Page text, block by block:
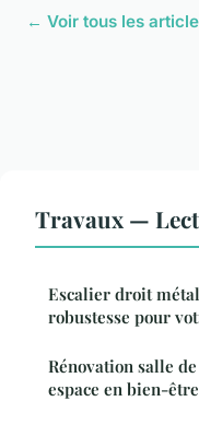
← Voir tous les
Travaux —
Escalier droit
robustesse pour
Rénovation salle
espace en bien-être